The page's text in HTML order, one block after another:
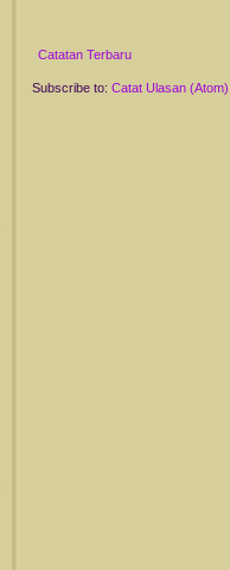
Catatan Terbaru
Subscribe to: Catat Ulasan (Atom)